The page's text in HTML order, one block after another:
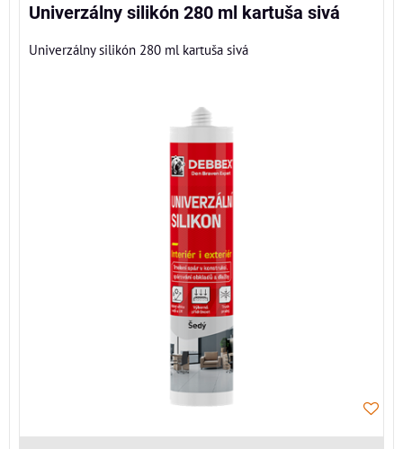
Univerzálny silikón 280 ml kartuša sivá
Univerzálny silikón 280 ml kartuša sivá